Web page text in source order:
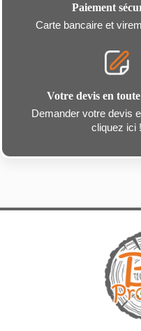
Paiement
Carte bancaire et
Votre devis en
Demander votre devis
cliquez ici !